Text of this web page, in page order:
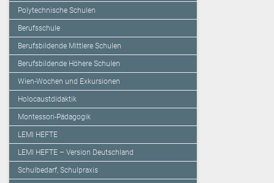
Polytechnische Schulen
Berufsschule
Berufsbildende Mittlere Schulen
Berufsbildende Höhere Schulen
Wien-Wochen und Exkursionen
Holocaustdidaktik
Montessori-Pädagogik
LEMI HEFTE
LEMI HEFTE – Version Deutschland
Schulbedarf, Schulpraxis